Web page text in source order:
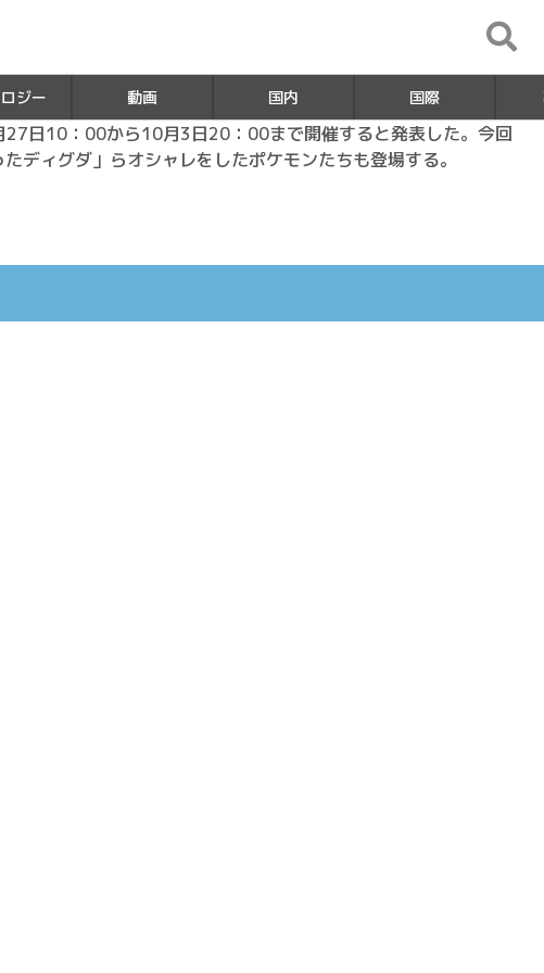
ジー 動画 国内 国際
日10：00から10月3日20：00まで開催すると発表した。今回
ディグダ」らオシャレをしたポケモンたちも登場する。